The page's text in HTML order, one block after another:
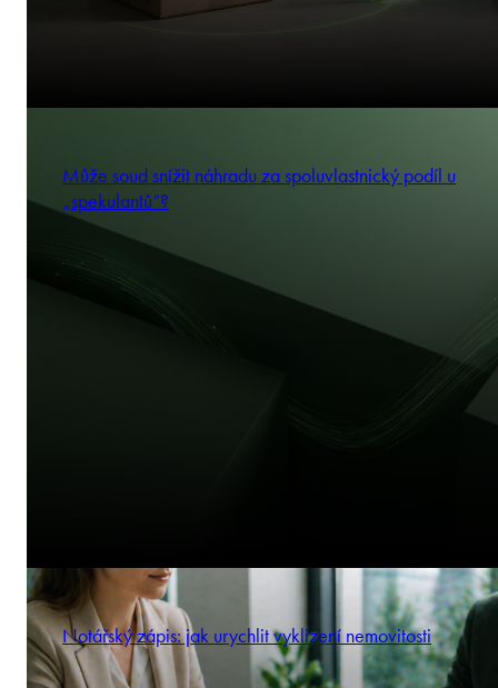
Může soud snížit náhradu za spoluvlastnický podíl u
„spekulantů“?
Notářský zápis: jak urychlit vyklizení nemovitosti